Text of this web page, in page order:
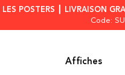
POSTERS ┃ LIVRAISON
Code:
Affiches